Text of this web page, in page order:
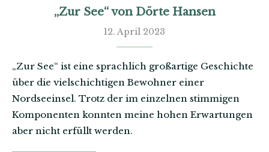
„Zur See“ von Dörte Hansen
12. April 2023
„Zur See“ ist eine sprachlich großartige Geschichte
über die vielschichtigen Bewohner einer
Nordseeinsel. Trotz der im einzelnen stimmigen
Komponenten konnten meine hohen Erwartungen
aber nicht erfüllt werden.